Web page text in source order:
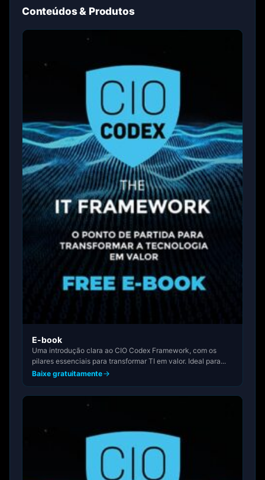
Conteúdos & Produtos
E-book
Uma introdução clara ao CIO Codex Framework, com os
pilares essenciais para transformar TI em valor. Ideal para...
Baixe gratuitamente